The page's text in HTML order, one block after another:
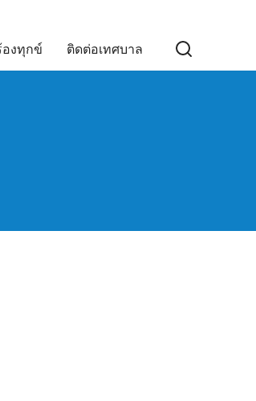
องทุกข์ ติดต่อเทศบาล